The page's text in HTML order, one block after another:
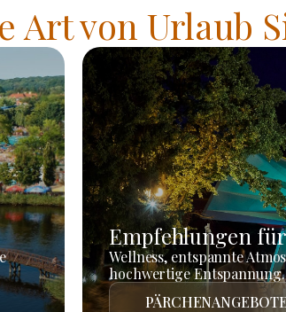
Art von Urlaub
Empfehlungen
Wellness, entspannte
hochwertige Entspannung.
PÄRCHENANGEBOTE